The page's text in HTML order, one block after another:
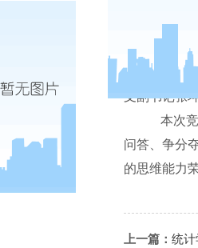
由
支副书记张
本次
问答、争分
的思维能力
上一篇： 统